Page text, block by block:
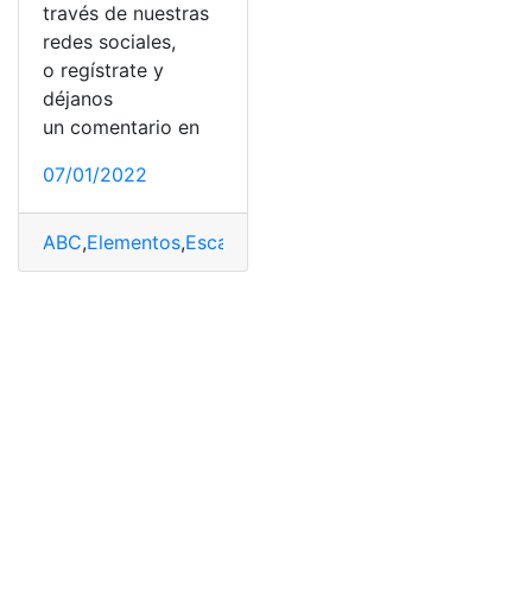
través de nuestras
redes sociales,
o regístrate y
déjanos
un comentario en
07/01/2022
ABC,Elementos,Escape